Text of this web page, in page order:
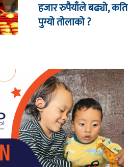
हजार रुपैयाँले बढ्यो, कति
पुग्यो तोलाको ?